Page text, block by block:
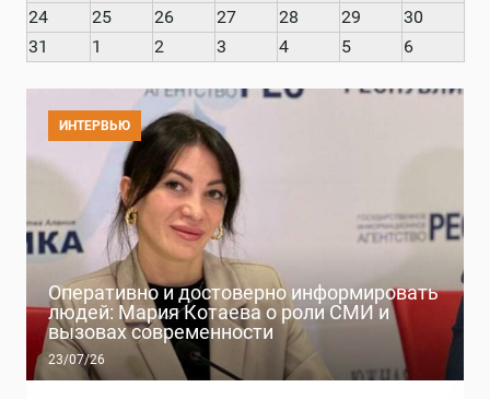
24
25 26 27 28 29
30
31
1 2 3 4 5 6
Оперативно и достоверно информировать
людей: Мария Котаева о роли СМИ и
вызовах современности
23/07/26
ИНТЕРВЬЮ